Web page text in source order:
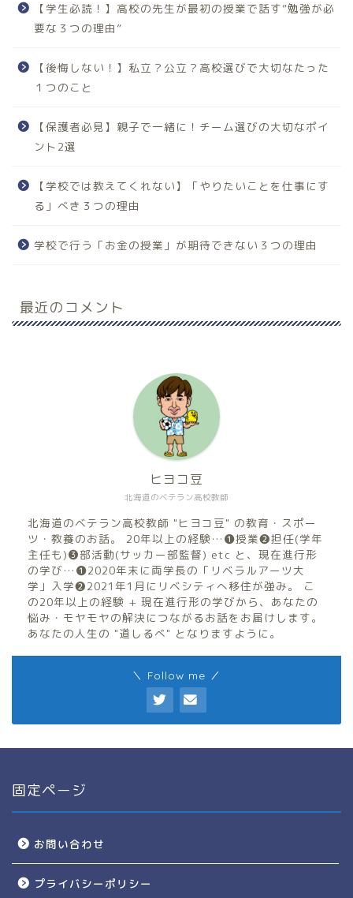
【学生必読！】高校の先生が最初の授業で話す”勉強が必
要な３つの理由”
【後悔しない！】私立？公立？高校選びで大切なたった
１つのこと
【保護者必見】親子で一緒に！チーム選びの大切なポイ
ント2選
【学校では教えてくれない】「やりたいことを仕事にす
る」べき３つの理由
学校で行う「お金の授業」が期待できない３つの理由
最近のコメント
北海道のベテラン高校教師
ヒヨコ豆
北海道のベテラン高校教師 "ヒヨコ豆" の教育・スポー
ツ・教養のお話。 20年以上の経験…❶授業❷担任(学年
主任も)❸部活動(サッカー部監督) etc と、現在進行形
の学び…❶2020年末に両学長の「リベラルアーツ大
学」入学❷2021年1月にリベシティへ移住が強み。 こ
の20年以上の経験 + 現在進行形の学びから、あなたの
悩み・モヤモヤの解決につながるお話をお届けします。
あなたの人生の "道しるべ" となりますように。
＼ Follow me ／
固定ページ
お問い合わせ
プライバシーポリシー